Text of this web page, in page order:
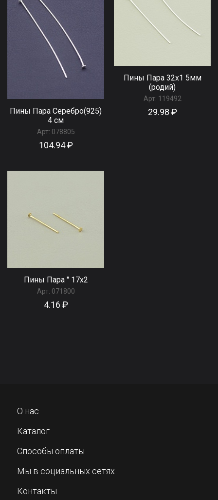
Пины Пара Серебро(925)
4 см
Арт: 078805
104.94 ₽
Пины Пара 32х1 5мм
(родий)
Арт: 119492
29.98 ₽
Пины Пара '' 17х2
Арт: 071800
4.16 ₽
О нас
Каталог
Способы оплаты
Мы в социальных сетях
Контакты